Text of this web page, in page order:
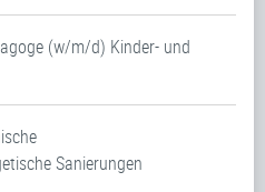
(w/m/d) Kinder- und
Sanierungen